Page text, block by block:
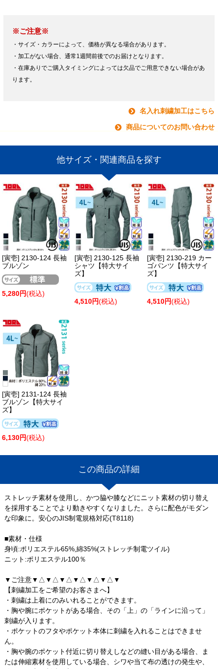
※ご注意※
・サイズ・カラーによって、価格が異なる場合があります。
・加工がない場合、通常1週間前後でのお届けとなります。
・在庫ありでご購入タイミングによっては欠品でご用意できない場合があ
ります。
名入れ刺繍加工はこちら
商品についてのお問い合わせ
他サイズ・関連商品を探す
[寅壱] 2130-124 長袖
ブルゾン
5,280円(税込)
[寅壱] 2130-125 長袖
シャツ【特大サイ
ズ】
4,510円(税込)
[寅壱] 2130-219 カー
ゴパンツ【特大サイ
ズ】
4,510円(税込)
[寅壱] 2131-124 長袖
ブルゾン【特大サイ
ズ】
6,130円(税込)
この商品の詳細
ストレッチ素材を使用し、かつ脇や膝などにニット素材の切り替え
を採用することでより動きやすくなりました。さらに配色がモダン
な印象に。安心のJIS制電規格対応(T8118)
■素材・仕様
身頃:ポリエステル65%,綿35%(ストレッチ制電ツイル)
ニット:ポリエステル100％
▼ご注意▼△▼△▼△▼△▼△▼△▼
【刺繍加工をご希望のお客さまへ】
・刺繍は上着にのみいれることができます。
・胸や腕にポケットがある場合、その「上」の「ラインに沿って」
刺繍が入ります。
・ポケットのフタやポケット本体に刺繍を入れることはできませ
ん。
・胸や腕のポケット付近に切り替えしなどの縫い目がある場合、ま
たは伸縮素材を使用している場合、シワや当て布の透けの発生や、